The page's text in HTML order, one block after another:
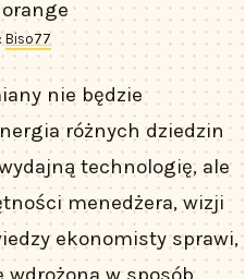
Biso77
nie będzie
różnych dziedzin
technologię, ale
menedżera, wizji
ekonomisty sprawi,